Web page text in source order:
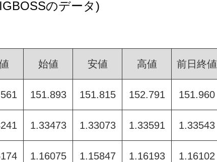
のデータ)
始値 安値 高値 前日終値
151.893 151.815 152.791 151.960
1.33473 1.33073 1.33591 1.33543
1.16075 1.15847 1.16193 1.16102